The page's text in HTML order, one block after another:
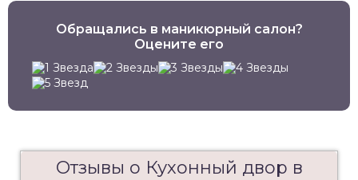
Обращались в маникюрный салон?
Оцените его
Отзывы о Кухонный двор в